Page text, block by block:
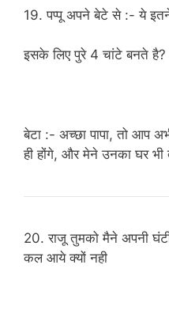
19. पप्पू अपने बेटे से :- ये
इसके लिए पुरे 4 चांटे बनते है?
बेटा :- अच्छा पापा, तो आप
ही होंगे, और मेने उनका घर भी
20. राजू तुमको मैने अपनी
कल आये क्यों नही